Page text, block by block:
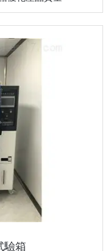
驗箱